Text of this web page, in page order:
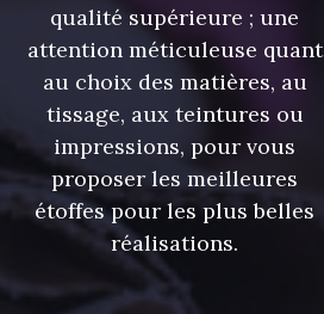
qualité supérieure ; une
attention méticuleuse quant
au choix des matières, au
tissage, aux teintures ou
impressions, pour vous
proposer les meilleures
étoffes pour les plus belles
réalisations.